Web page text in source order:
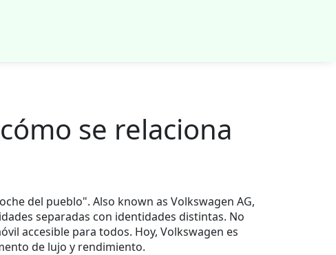
se relaciona
del pueblo". Also known as Volkswagen AG,
separadas con identidades distintas. No
accesible para todos. Hoy, Volkswagen es
de lujo y rendimiento.